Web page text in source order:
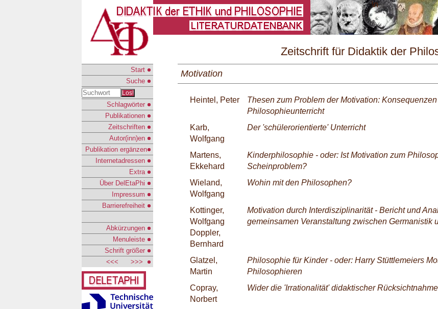
Start
Suche
Los!
Schlagwörter
Publikationen
Zeitschriften
Autor(inn)en
Publikation ergänzen
Internetadressen
Extra
Über DelEtaPhi
Impressum
Barrierefreiheit
Abkürzungen
Menuleiste
Schrift größer
<<<
>>>
Zeitschrift für Didaktik der
Nr. 2/1980
Motivation
Heintel, Peter
Thesen zum Problem der Motivation:
Philosophieunterricht
Karb,
Wolfgang
Der 'schülerorientierte' Unterricht
Martens,
Ekkehard
Kinderphilosophie - oder: Ist Motivation zum
Scheinproblem?
Wieland,
Wolfgang
Wohin mit den Philosophen?
Kottinger,
Wolfgang
Doppler,
Bernhard
Motivation durch Interdisziplinarität - Bericht und
gemeinsamen Veranstaltung zwischen Germanistik
Glatzel,
Martin
Philosophie für Kinder - oder: Harry Stüttlemeiers
Philosophieren
Copray,
Norbert
Wider die 'Irrationalität' didaktischer